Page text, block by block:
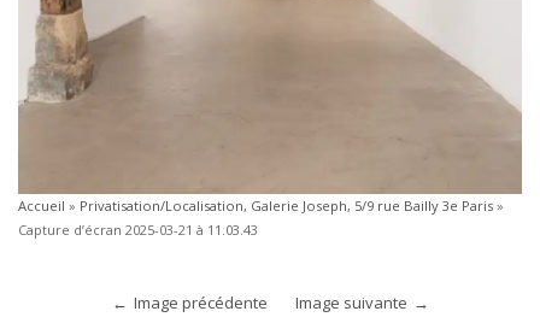
Accueil » Privatisation/Localisation, Galerie Joseph, 5/9 rue Bailly 3e Paris »
Capture d’écran 2025-03-21 à 11.03.43
Image précédente Image suivante